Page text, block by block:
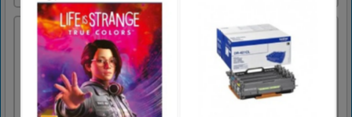
Break The Key
Ko se blok premika, zlomite ključ! Blok
lahko premikate gor, dol, levo in desno. Kako
daleč vas lahko pripelje vaš um?- Dotaknite se
in povlecite, da premaknete polje levo desno
navzdol in navzgor